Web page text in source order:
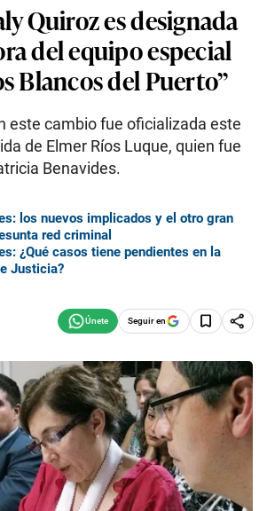
Quiroz es designada
del equipo especial
Blancos del Puerto”
este cambio fue oficializada este
de Elmer Ríos Luque, quien fue
Benavides.
los nuevos implicados y el otro gran
red criminal
¿Qué casos tiene pendientes en la
Justicia?
Seguir en